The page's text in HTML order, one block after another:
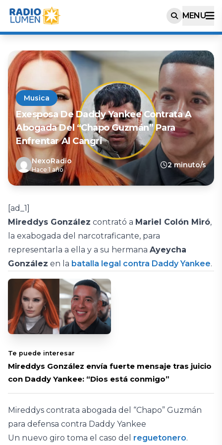
MENU
Musica
Exesposa De Daddy Yankee Contrata A
Abogada Del “Chapo Guzmán” Para
Enfrentar Al Cangri
NexoRadio
Hace 1 año
2 minuto/s
[ad_1]
Mireddys González contrató a Mariel Colón Miró,
la exabogada del narcotraficante, para
representarla a ella y a su hermana Ayeycha
González en la batalla legal contra Daddy Yankee.
Te puede interesar
Mireddys González envía fuerte mensaje tras juicio
con Daddy Yankee: “Dios está conmigo”
Mireddys contrata abogada del “Chapo” Guzmán
para defensa contra Daddy Yankee
Un nuevo giro toma el caso del reguetonero.